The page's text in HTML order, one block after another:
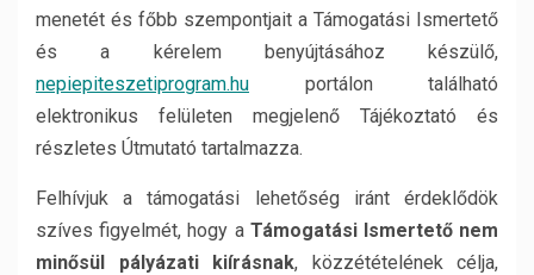
menetét és főbb szempontjait a Támogatási Ismertető
és a kérelem benyújtásához készülő,
nepiepiteszetiprogram.hu portálon található
elektronikus felületen megjelenő Tájékoztató és
részletes Útmutató tartalmazza.
Felhívjuk a támogatási lehetőség iránt érdeklődök
szíves figyelmét, hogy a Támogatási Ismertető nem
minősül pályázati kiírásnak, közzétételének célja,